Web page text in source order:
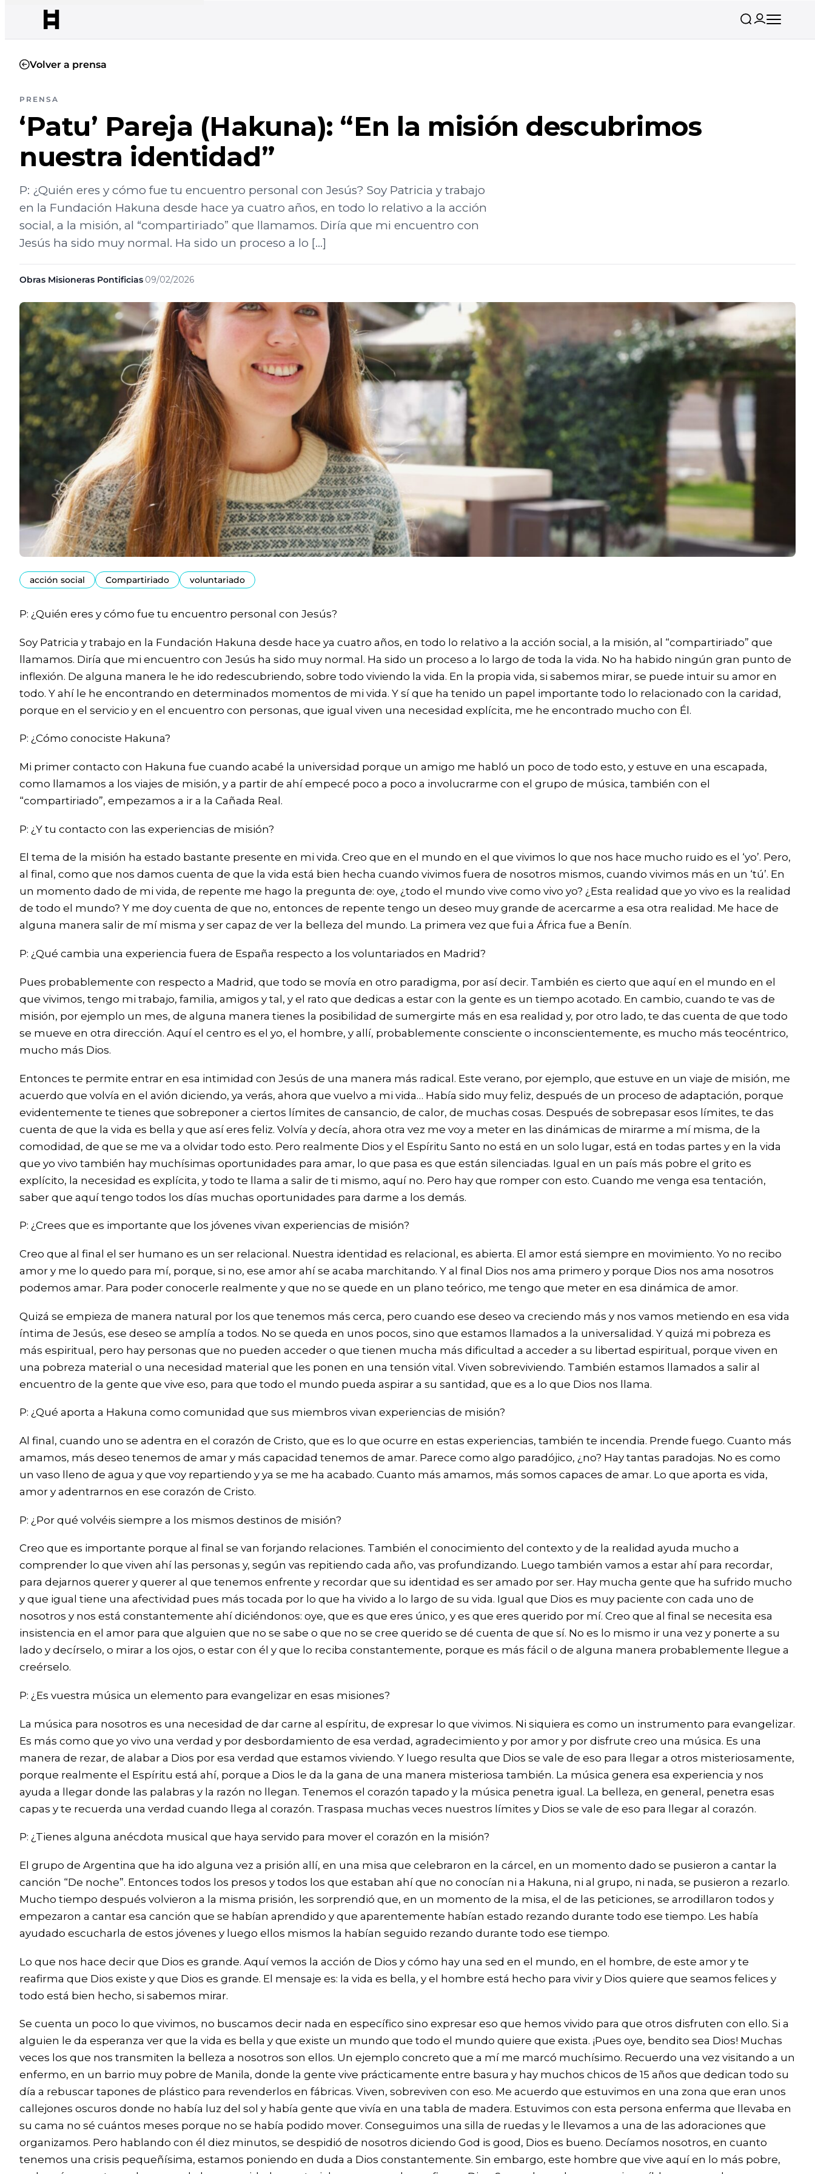
Volver a prensa
PRENSA
‘Patu’ Pareja (Hakuna): “En la misión descubrimos
nuestra identidad”
P: ¿Quién eres y cómo fue tu encuentro personal con Jesús? Soy Patricia y trabajo
en la Fundación Hakuna desde hace ya cuatro años, en todo lo relativo a la acción
social, a la misión, al “compartiriado” que llamamos. Diría que mi encuentro con
Jesús ha sido muy normal. Ha sido un proceso a lo […]
Obras Misioneras Pontificias·09/02/2026
acción social Compartiriado voluntariado
P: ¿Quién eres y cómo fue tu encuentro personal con Jesús?
Soy Patricia y trabajo en la Fundación Hakuna desde hace ya cuatro años, en todo lo relativo a la acción social, a la misión, al “compartiriado” que
llamamos. Diría que mi encuentro con Jesús ha sido muy normal. Ha sido un proceso a lo largo de toda la vida. No ha habido ningún gran punto de
inflexión. De alguna manera le he ido redescubriendo, sobre todo viviendo la vida. En la propia vida, si sabemos mirar, se puede intuir su amor en
todo. Y ahí le he encontrando en determinados momentos de mi vida. Y sí que ha tenido un papel importante todo lo relacionado con la caridad,
porque en el servicio y en el encuentro con personas, que igual viven una necesidad explícita, me he encontrado mucho con Él.
P: ¿Cómo conociste Hakuna?
Mi primer contacto con Hakuna fue cuando acabé la universidad porque un amigo me habló un poco de todo esto, y estuve en una escapada,
como llamamos a los viajes de misión, y a partir de ahí empecé poco a poco a involucrarme con el grupo de música, también con el
“compartiriado”, empezamos a ir a la Cañada Real.
P: ¿Y tu contacto con las experiencias de misión?
El tema de la misión ha estado bastante presente en mi vida. Creo que en el mundo en el que vivimos lo que nos hace mucho ruido es el ‘yo’. Pero,
al final, como que nos damos cuenta de que la vida está bien hecha cuando vivimos fuera de nosotros mismos, cuando vivimos más en un ‘tú’. En
un momento dado de mi vida, de repente me hago la pregunta de: oye, ¿todo el mundo vive como vivo yo? ¿Esta realidad que yo vivo es la realidad
de todo el mundo? Y me doy cuenta de que no, entonces de repente tengo un deseo muy grande de acercarme a esa otra realidad. Me hace de
alguna manera salir de mí misma y ser capaz de ver la belleza del mundo. La primera vez que fui a África fue a Benín.
P: ¿Qué cambia una experiencia fuera de España respecto a los voluntariados en Madrid?
Pues probablemente con respecto a Madrid, que todo se movía en otro paradigma, por así decir. También es cierto que aquí en el mundo en el
que vivimos, tengo mi trabajo, familia, amigos y tal, y el rato que dedicas a estar con la gente es un tiempo acotado. En cambio, cuando te vas de
misión, por ejemplo un mes, de alguna manera tienes la posibilidad de sumergirte más en esa realidad y, por otro lado, te das cuenta de que todo
se mueve en otra dirección. Aquí el centro es el yo, el hombre, y allí, probablemente consciente o inconscientemente, es mucho más teocéntrico,
mucho más Dios.
Entonces te permite entrar en esa intimidad con Jesús de una manera más radical. Este verano, por ejemplo, que estuve en un viaje de misión, me
acuerdo que volvía en el avión diciendo, ya verás, ahora que vuelvo a mi vida… Había sido muy feliz, después de un proceso de adaptación, porque
evidentemente te tienes que sobreponer a ciertos límites de cansancio, de calor, de muchas cosas. Después de sobrepasar esos límites, te das
cuenta de que la vida es bella y que así eres feliz. Volvía y decía, ahora otra vez me voy a meter en las dinámicas de mirarme a mí misma, de la
comodidad, de que se me va a olvidar todo esto. Pero realmente Dios y el Espíritu Santo no está en un solo lugar, está en todas partes y en la vida
que yo vivo también hay muchísimas oportunidades para amar, lo que pasa es que están silenciadas. Igual en un país más pobre el grito es
explícito, la necesidad es explícita, y todo te llama a salir de ti mismo, aquí no. Pero hay que romper con esto. Cuando me venga esa tentación,
saber que aquí tengo todos los días muchas oportunidades para darme a los demás.
P: ¿Crees que es importante que los jóvenes vivan experiencias de misión?
Creo que al final el ser humano es un ser relacional. Nuestra identidad es relacional, es abierta. El amor está siempre en movimiento. Yo no recibo
amor y me lo quedo para mí, porque, si no, ese amor ahí se acaba marchitando. Y al final Dios nos ama primero y porque Dios nos ama nosotros
podemos amar. Para poder conocerle realmente y que no se quede en un plano teórico, me tengo que meter en esa dinámica de amor.
Quizá se empieza de manera natural por los que tenemos más cerca, pero cuando ese deseo va creciendo más y nos vamos metiendo en esa vida
íntima de Jesús, ese deseo se amplía a todos. No se queda en unos pocos, sino que estamos llamados a la universalidad. Y quizá mi pobreza es
más espiritual, pero hay personas que no pueden acceder o que tienen mucha más dificultad a acceder a su libertad espiritual, porque viven en
una pobreza material o una necesidad material que les ponen en una tensión vital. Viven sobreviviendo. También estamos llamados a salir al
encuentro de la gente que vive eso, para que todo el mundo pueda aspirar a su santidad, que es a lo que Dios nos llama.
P: ¿Qué aporta a Hakuna como comunidad que sus miembros vivan experiencias de misión?
Al final, cuando uno se adentra en el corazón de Cristo, que es lo que ocurre en estas experiencias, también te incendia. Prende fuego. Cuanto más
amamos, más deseo tenemos de amar y más capacidad tenemos de amar. Parece como algo paradójico, ¿no? Hay tantas paradojas. No es como
un vaso lleno de agua y que voy repartiendo y ya se me ha acabado. Cuanto más amamos, más somos capaces de amar. Lo que aporta es vida,
amor y adentrarnos en ese corazón de Cristo.
P: ¿Por qué volvéis siempre a los mismos destinos de misión?
Creo que es importante porque al final se van forjando relaciones. También el conocimiento del contexto y de la realidad ayuda mucho a
comprender lo que viven ahí las personas y, según vas repitiendo cada año, vas profundizando. Luego también vamos a estar ahí para recordar,
para dejarnos querer y querer al que tenemos enfrente y recordar que su identidad es ser amado por ser. Hay mucha gente que ha sufrido mucho
y que igual tiene una afectividad pues más tocada por lo que ha vivido a lo largo de su vida. Igual que Dios es muy paciente con cada uno de
nosotros y nos está constantemente ahí diciéndonos: oye, que es que eres único, y es que eres querido por mí. Creo que al final se necesita esa
insistencia en el amor para que alguien que no se sabe o que no se cree querido se dé cuenta de que sí. No es lo mismo ir una vez y ponerte a su
lado y decírselo, o mirar a los ojos, o estar con él y que lo reciba constantemente, porque es más fácil o de alguna manera probablemente llegue a
creérselo.
P: ¿Es vuestra música un elemento para evangelizar en esas misiones?
La música para nosotros es una necesidad de dar carne al espíritu, de expresar lo que vivimos. Ni siquiera es como un instrumento para evangelizar.
Es más como que yo vivo una verdad y por desbordamiento de esa verdad, agradecimiento y por amor y por disfrute creo una música. Es una
manera de rezar, de alabar a Dios por esa verdad que estamos viviendo. Y luego resulta que Dios se vale de eso para llegar a otros misteriosamente,
porque realmente el Espíritu está ahí, porque a Dios le da la gana de una manera misteriosa también. La música genera esa experiencia y nos
ayuda a llegar donde las palabras y la razón no llegan. Tenemos el corazón tapado y la música penetra igual. La belleza, en general, penetra esas
capas y te recuerda una verdad cuando llega al corazón. Traspasa muchas veces nuestros límites y Dios se vale de eso para llegar al corazón.
P: ¿Tienes alguna anécdota musical que haya servido para mover el corazón en la misión?
El grupo de Argentina que ha ido alguna vez a prisión allí, en una misa que celebraron en la cárcel, en un momento dado se pusieron a cantar la
canción “De noche”. Entonces todos los presos y todos los que estaban ahí que no conocían ni a Hakuna, ni al grupo, ni nada, se pusieron a rezarlo.
Mucho tiempo después volvieron a la misma prisión, les sorprendió que, en un momento de la misa, el de las peticiones, se arrodillaron todos y
empezaron a cantar esa canción que se habían aprendido y que aparentemente habían estado rezando durante todo ese tiempo. Les había
ayudado escucharla de estos jóvenes y luego ellos mismos la habían seguido rezando durante todo ese tiempo.
Lo que nos hace decir que Dios es grande. Aquí vemos la acción de Dios y cómo hay una sed en el mundo, en el hombre, de este amor y te
reafirma que Dios existe y que Dios es grande. El mensaje es: la vida es bella, y el hombre está hecho para vivir y Dios quiere que seamos felices y
todo está bien hecho, si sabemos mirar.
Se cuenta un poco lo que vivimos, no buscamos decir nada en específico sino expresar eso que hemos vivido para que otros disfruten con ello. Si a
alguien le da esperanza ver que la vida es bella y que existe un mundo que todo el mundo quiere que exista. ¡Pues oye, bendito sea Dios! Muchas
veces los que nos transmiten la belleza a nosotros son ellos. Un ejemplo concreto que a mí me marcó muchísimo. Recuerdo una vez visitando a un
enfermo, en un barrio muy pobre de Manila, donde la gente vive prácticamente entre basura y hay muchos chicos de 15 años que dedican todo su
día a rebuscar tapones de plástico para revenderlos en fábricas. Viven, sobreviven con eso. Me acuerdo que estuvimos en una zona que eran unos
callejones oscuros donde no había luz del sol y había gente que vivía en una tabla de madera. Estuvimos con esta persona enferma que llevaba en
su cama no sé cuántos meses porque no se había podido mover. Conseguimos una silla de ruedas y le llevamos a una de las adoraciones que
organizamos. Pero hablando con él diez minutos, se despidió de nosotros diciendo God is good, Dios es bueno. Decíamos nosotros, en cuanto
tenemos una crisis pequeñísima, estamos poniendo en duda a Dios constantemente. Sin embargo, este hombre que vive aquí en lo más pobre,